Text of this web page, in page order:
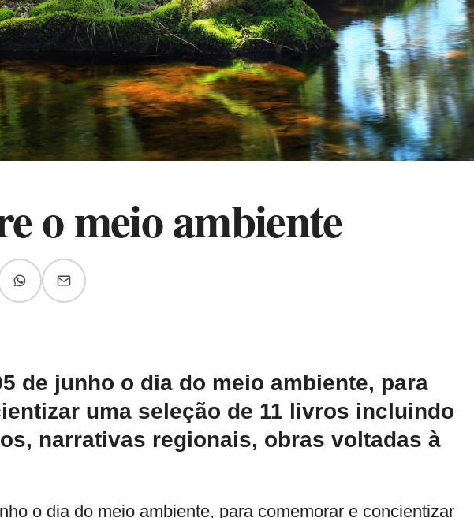
o meio ambiente
de junho o dia do meio ambiente, para
uma seleção de 11 livros incluindo
narrativas regionais, obras voltadas à
o dia do meio ambiente, para comemorar e concientizar